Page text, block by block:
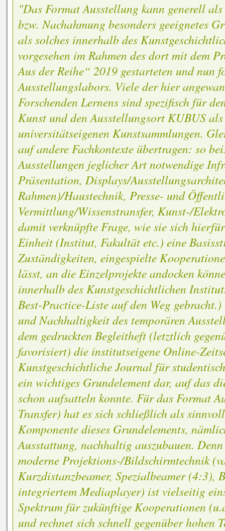
"Das Format Ausstellung kann generell
bzw. Nachahmung besonders geeignetes
als solches innerhalb des
vorgesehen im Rahmen des dort mit dem
Aus der Reihe“ 2019 gestarteten und nun
Ausstellungslabors. Viele der hier
Forschenden Lernens sind spezifisch für
Kunst und den Ausstellungsort KUBUS
universitätseigenen Kunstsammlungen.
auf andere Fachkontexte übertragen: so
Ausstellungen jeglicher Art notwendige
Präsentation, Displays/
Rahmen)/Haustechnik, Presse- und
Vermittlung/Wissenstransfer, Kunst-/
damit verknüpfte Frage, wie sie sich
Einheit (Institut, Fakultät etc.) eine
Zuständigkeiten, eingespielte
lässt, an die Einzelprojekte andocken
innerhalb des Kunstgeschichtlichen
Best-Practice-Liste auf den Weg
und Nachhaltigkeit des temporären
dem gedruckten Begleitheft (letztlich
favorisiert) die institutseigene Online-
Kunstgeschichtliche Journal für
ein wichtiges Grundelement dar, auf das
schon aufsatteln konnte. Für das Format
Transfer) hat es sich schließlich als
Komponente dieses Grundelements,
Ausstattung, nachhaltig auszubauen.
moderne Projektions-/Bildschirmtechnik
Kurzdistanzbeamer, Spezialbeamer (4:3),
integriertem Mediaplayer) ist vielseitig
Spektrum für zukünftige Kooperationen
und rechnet sich schnell gegenüber hohen